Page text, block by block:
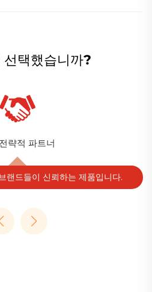
선택했습니까?
글로벌 도달 범위
국, 30+ 산업, 5,000+ 고객을 대상으로